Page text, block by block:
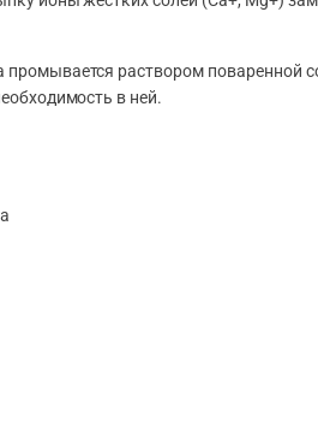
раствором поваренной
в ней.